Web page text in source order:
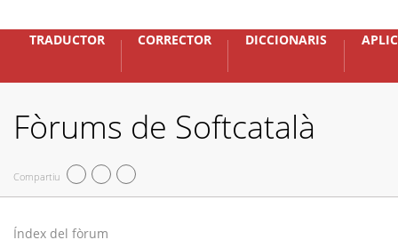
TRADUCTOR CORRECTOR DICCIONARIS
Fòrums de Softcatalà
Compartiu
Índex del fòrum